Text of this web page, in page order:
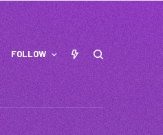
FOLLOW